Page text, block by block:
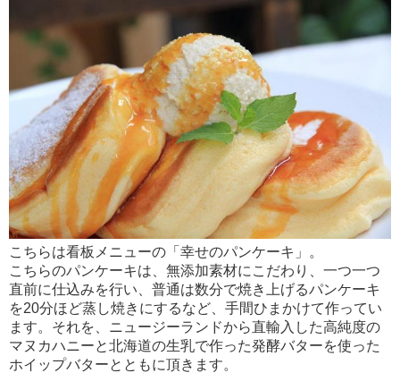
こちらは看板メニューの「幸せのパンケーキ」。
こちらのパンケーキは、無添加素材にこだわり、一つ一つ
直前に仕込みを行い、普通は数分で焼き上げるパンケーキ
を20分ほど蒸し焼きにするなど、手間ひまかけて作ってい
ます。それを、ニュージーランドから直輸入した高純度の
マヌカハニーと北海道の生乳で作った発酵バターを使った
ホイップバターとともに頂きます。